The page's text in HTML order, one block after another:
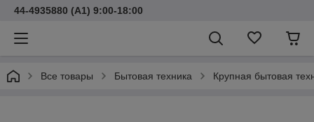
44-4935880 (A1) 9:00-18:00
Все товары Бытовая техника Крупная бытовая